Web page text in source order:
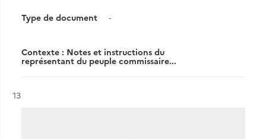
Type de document
-
Contexte : Notes et instructions du
représentant du peuple commissaire...
Résultat n°
13